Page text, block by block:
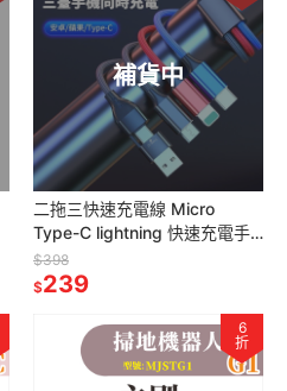
補貨中
二拖三快速充電線 Micro
Type-C lightning 快速充電手
機平板電腦 USAMS
$398
$239
6
折